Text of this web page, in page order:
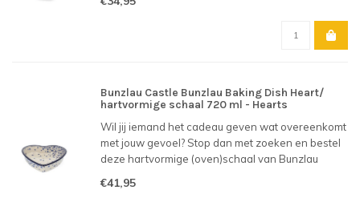
Bunzlau Castle Bunzlau Baking Dish Heart/
hartvormige schaal 720 ml - Hearts
Wil jij iemand het cadeau geven wat overeenkomt
met jouw gevoel? Stop dan met zoeken en bestel
deze hartvormige (oven)schaal van Bunzlau
verjaardag, trouwerij, of om gewoon lekker voor
€41,95